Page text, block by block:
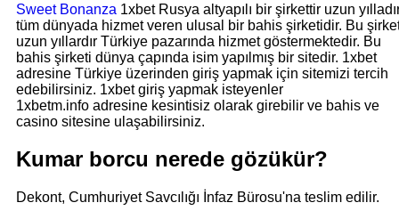
Sweet Bonanza 1xbet Rusya altyapılı bir şirkettir uzun
tüm dünyada hizmet veren ulusal bir bahis şirketidir. Bu
uzun yıllardır Türkiye pazarında hizmet göstermektedir. Bu
bahis şirketi dünya çapında isim yapılmış bir sitedir. 1xbet
adresine Türkiye üzerinden giriş yapmak için sitemizi tercih
edebilirsiniz. 1xbet giriş yapmak isteyenler
1xbetm.info adresine kesintisiz olarak girebilir ve bahis ve
casino sitesine ulaşabilirsiniz.
Kumar borcu nerede gözükür?
Dekont, Cumhuriyet Savcılığı İnfaz Bürosu'na teslim edilir.